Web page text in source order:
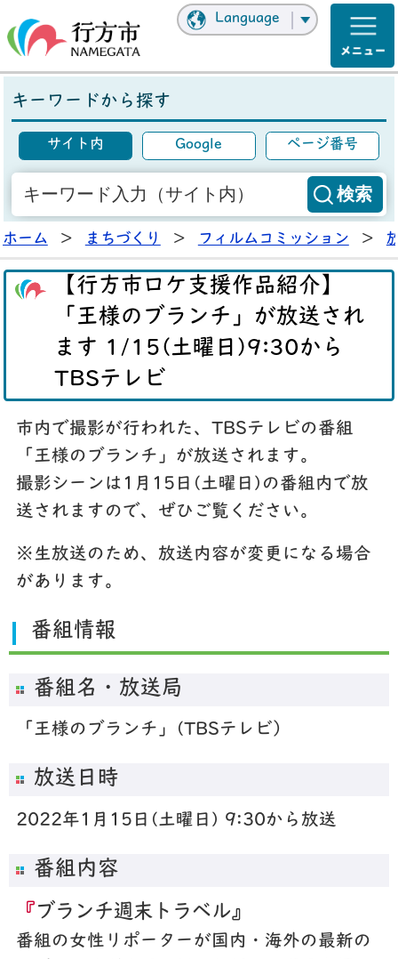
Language
キーワードから探す
サイト内 Google ページ番号
ホーム > まちづくり > フィルムコミッション >
【行方市ロケ支援作品紹介】
「王様のブランチ」が放送され
ます 1/15(土曜日)9:30から
TBSテレビ
市内で撮影が行われた、TBSテレビの番組
「王様のブランチ」が放送されます。
撮影シーンは1月15日(土曜日)の番組内で放
送されますので、ぜひご覧ください。
※生放送のため、放送内容が変更になる場合
があります。
番組情報
番組名・放送局
「王様のブランチ」(TBSテレビ）
放送日時
2022年1月15日(土曜日) 9:30から放送
番組内容
『 ブランチ週末トラベル』
番組の女性リポーターが国内・海外の最新の